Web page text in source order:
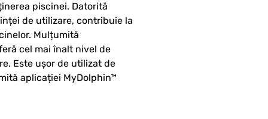
piscinei. Datorită
de utilizare, contribuie la
Mulțumită
cel mai înalt nivel de
Este ușor de utilizat de
aplicației MyDolphin™